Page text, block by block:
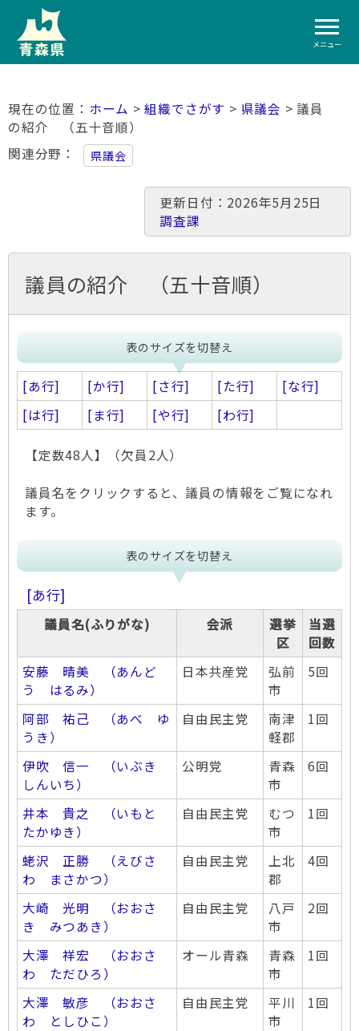
メニュー
ホーム >組織でさがす > 県議会 > 議員
の紹介 （五十音順）
関連分野
県議会
更新日付：2026年5月25日
調査課
議員の紹介 （五十音順）
表のサイズを切替え
[あ行] [か行] [さ行] [た行]
[な行]
[は行]
[ま行] [や行] [わ行]
【定数48人】（欠員2人）
議員名をクリックすると、議員の情報をご覧になれ
ます。
表のサイズを切替え
[あ行]
議員名(ふりがな) 会派
選挙
区
当選
回数
安藤 晴美 （あんど
う はるみ）
日本共産党
弘前
市
5回
阿部 祐己 （あべ ゆ
うき）
自由民主党
南津
軽郡
1回
伊吹 信一 （いぶき
しんいち）
公明党
青森
市
6回
井本 貴之 （いもと
たかゆき）
自由民主党
むつ
市
1回
蛯沢 正勝 （えびさ
わ まさかつ）
自由民主党
上北
郡
4回
大崎 光明 （おおさ
き みつあき）
自由民主党
八戸
市
2回
大澤 祥宏 （おおさ
わ ただひろ）
オール青森
青森
市
1回
大澤 敏彦 （おおさ
わ としひこ）
自由民主党
平川
市
1回